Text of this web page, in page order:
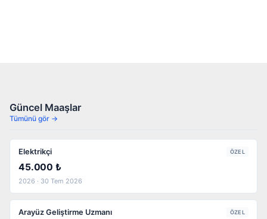
Güncel Maaşlar
Tümünü gör →
Elektrikçi ÖZEL
45.000 ₺
2026 · 30 Tem 2026
Arayüz Geliştirme Uzmanı ÖZEL